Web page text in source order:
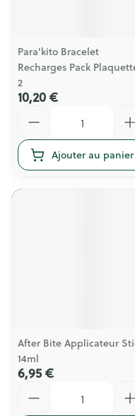
Para'kito Bracelet
Recharges Pack
2
10,20 €
Ajouter au panier
After Bite Applicateur
14ml
6,95 €